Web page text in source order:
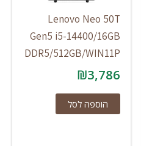
Lenovo Neo 50T
Gen5 i5-14400/16GB
DDR5/512GB/WIN11P
₪3,786
הוספה לסל